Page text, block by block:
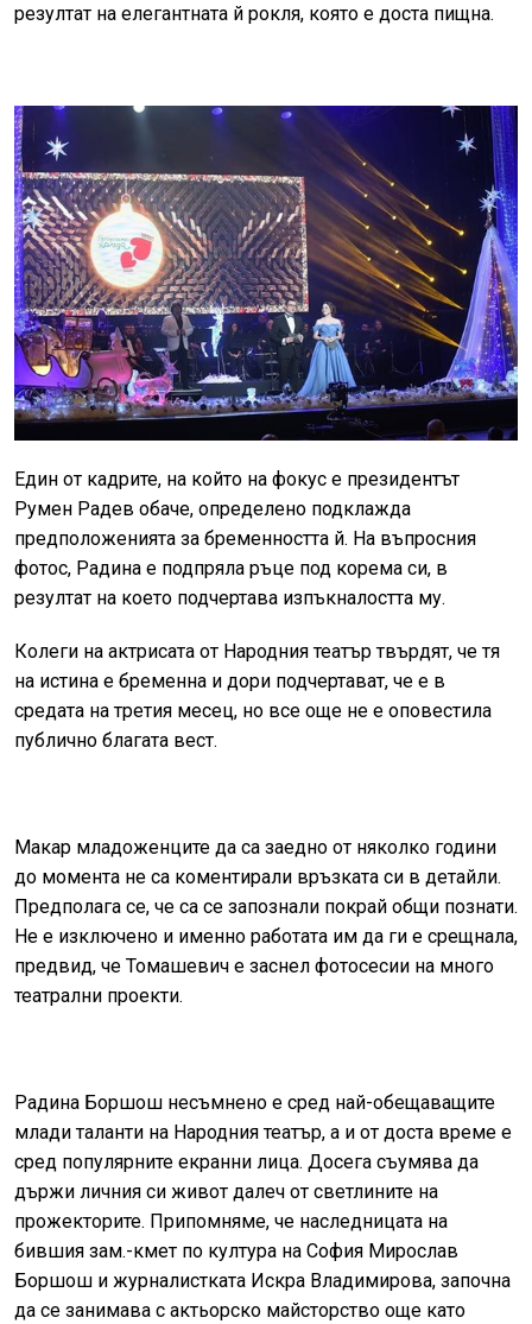
резултат на елегантната й рокля, която е доста пищна.
Един от кадрите, на който на фокус е президентът
Румен Радев обаче, определено подклажда
предположенията за бременността й. На въпросния
фотос, Радина е подпряла ръце под корема си, в
резултат на което подчертава изпъкналостта му.
Колеги на актрисата от Народния театър твърдят, че тя
на истина е бременна и дори подчертават, че е в
средата на третия месец, но все още не е оповестила
публично благата вест.
Макар младоженците да са заедно от няколко години
до момента не са коментирали връзката си в детайли.
Предполага се, че са се запознали покрай общи познати.
Не е изключено и именно работата им да ги е срещнала,
предвид, че Томашевич е заснел фотосесии на много
театрални проекти.
Радина Боршош несъмнено е сред най-обещаващите
млади таланти на Народния театър, а и от доста време е
сред популярните екранни лица. Досега съумява да
държи личния си живот далеч от светлините на
прожекторите. Припомняме, че наследницата на
бившия зам.-кмет по култура на София Мирослав
Боршош и журналистката Искра Владимирова, започна
да се занимава с актьорско майсторство още като